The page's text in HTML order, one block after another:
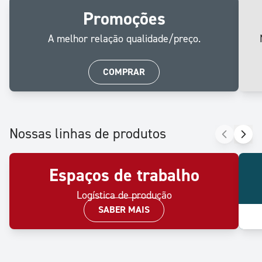
Promoções
A melhor relação qualidade/preço.
COMPRAR
Nossas linhas de produtos
Espaços de trabalho
Logística de produção
SABER MAIS